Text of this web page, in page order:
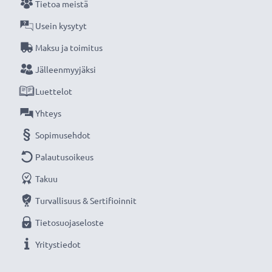
Tietoa meistä
Usein kysytyt
Maksu ja toimitus
Jälleenmyyjäksi
Luettelot
Yhteys
Sopimusehdot
Palautusoikeus
Takuu
Turvallisuus & Sertifioinnit
Tietosuojaseloste
Yritystiedot